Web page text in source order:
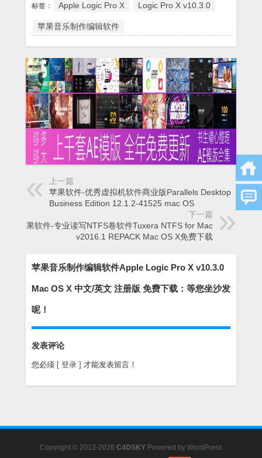
标签： Apple Logic Pro X Logic Pro X v10.3.0
苹果音乐制作编辑软件
上一篇
苹果软件-优秀虚拟机软件商业版Parallels Desktop
Business Edition 12.1.2-41525 mac OS
下一篇
苹果软件-专业读写NTFS卷软件Tuxera NTFS for Mac
v2016.1 REPACK Mac OS X免费下载
苹果音乐制作编辑软件Apple Logic Pro X v10.3.0
Mac OS X 中文/英文 注册版 免费下载：等您坐沙发
呢！
发表评论
您必须 [ 登录 ] 才能发表留言！
Copyright © 2013-2026 C4DSKY Powered by WordPress